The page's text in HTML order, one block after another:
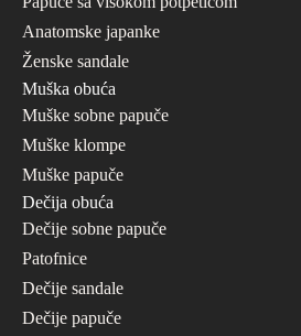
Anatomske japanke
Ženske sandale
Muška obuća
Muške sobne papuče
Muške klompe
Muške papuče
Dečija obuća
Dečije sobne papuče
Patofnice
Dečije sandale
Dečije papuče